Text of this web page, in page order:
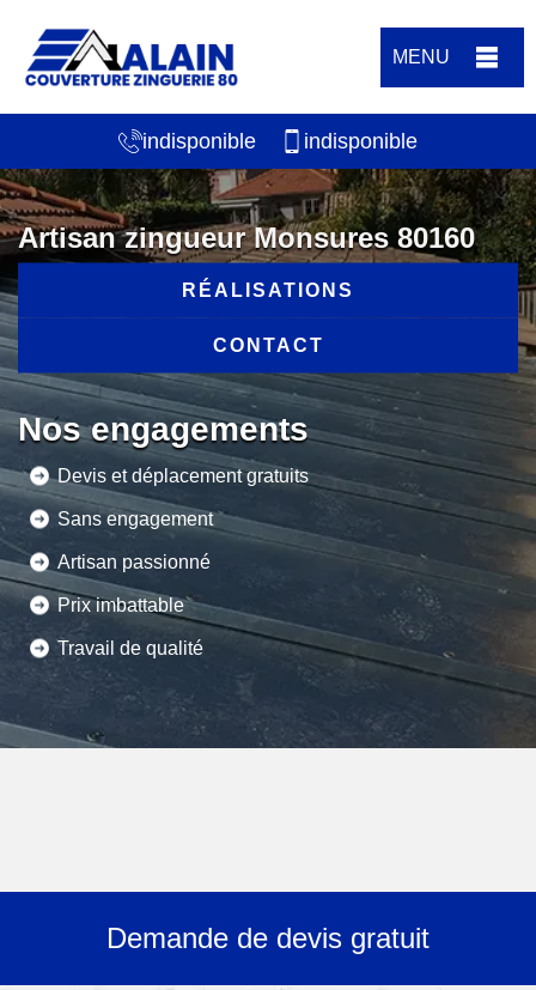
MENU
indisponible indisponible
Artisan zingueur Monsures 80160
RÉALISATIONS
CONTACT
Nos engagements
Devis et déplacement gratuits
Sans engagement
Artisan passionné
Prix imbattable
Travail de qualité
Demande de devis gratuit